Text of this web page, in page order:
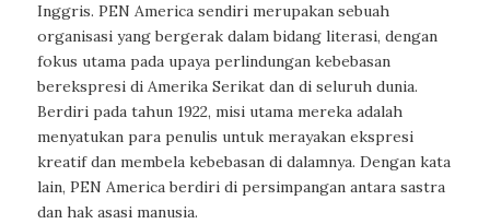
Inggris. PEN America sendiri merupakan sebuah
organisasi yang bergerak dalam bidang literasi, dengan
fokus utama pada upaya perlindungan kebebasan
berekspresi di Amerika Serikat dan di seluruh dunia.
Berdiri pada tahun 1922, misi utama mereka adalah
menyatukan para penulis untuk merayakan ekspresi
kreatif dan membela kebebasan di dalamnya. Dengan kata
lain, PEN America berdiri di persimpangan antara sastra
dan hak asasi manusia.